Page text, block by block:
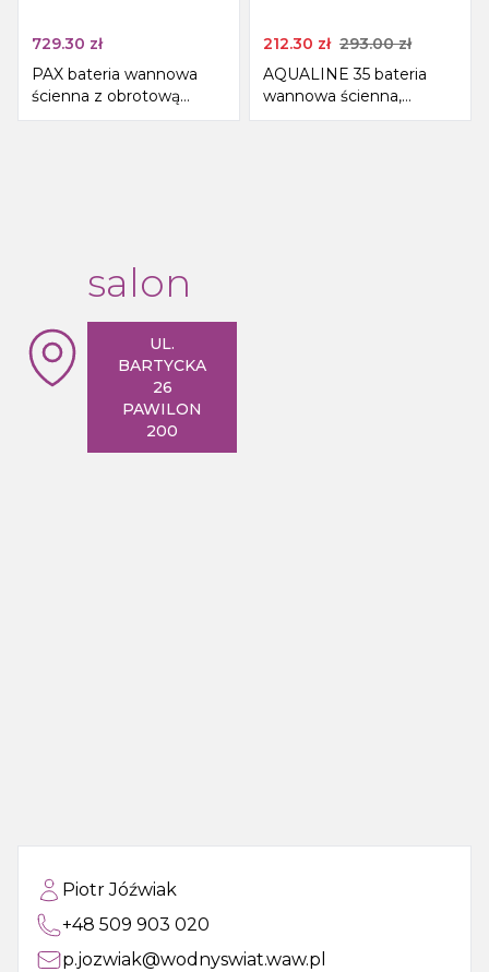
729.30 zł
PAX bateria wannowa
ścienna z obrotową
wylewką, chrom
212.30 zł 293.00zł
AQUALINE 35 bateria
wannowa ścienna,
100mm rozstaw, chrom
salon
UL.
BARTYCKA
26
PAWILON
200
Piotr Jóźwiak
+48 509 903 020
p.jozwiak@wodnyswiat.waw.pl